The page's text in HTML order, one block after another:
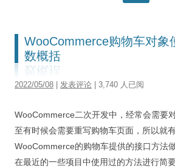
博客首页
SEO
视觉/交互设计
WooCommerce购物车对象
数概括
2022/05/08 发表评论 | 3,740 人已阅
WooCommerce二次开发中，经常会需要
至有时候会需要重写购物车页面，所以就
WooCommerce的购物车提供的接口方法
在最近的一些项目中使用过的方法进行简要